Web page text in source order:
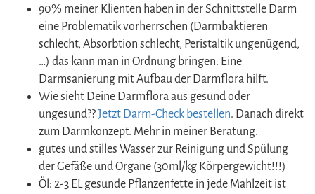
90% meiner Klienten haben in der Schnittstelle Darm
eine Problematik vorherrschen (Darmbaktieren
schlecht, Absorbtion schlecht, Peristaltik ungenügend,
…) das kann man in Ordnung bringen. Eine
Darmsanierung mit Aufbau der Darmflora hilft.
Wie sieht Deine Darmflora aus gesund oder
ungesund??Jetzt Darm-Check bestellen. Danach direkt
zum Darmkonzept. Mehr in meiner Beratung.
gutes und stilles Wasser zur Reinigung und Spülung
der Gefäße und Organe (30ml/kg Körpergewicht!!!)
Öl: 2-3 EL gesunde Pflanzenfette in jede Mahlzeit ist